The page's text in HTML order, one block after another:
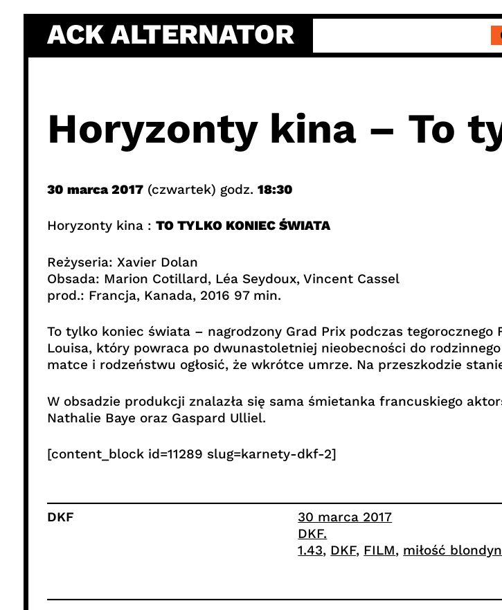
content
ACK ALTERNATOR
Horyzonty kina – To
30 marca 2017(czwartek) godz. 18:30
Horyzonty kina : TO TYLKO KONIEC ŚWIATA
Reżyseria: Xavier Dolan
Obsada: Marion Cotillard, Léa Seydoux, Vincent Cassel
prod.: Francja, Kanada, 2016 97 min.
To tylko koniec świata – nagrodzony Grad Prix podczas
Louisa, który powraca po dwunastoletniej nieobecności do
matce i rodzeństwu ogłosić, że wkrótce umrze. Na przeszkodzie
W obsadzie produkcji znalazła się sama śmietanka francuskiego
Nathalie Baye oraz Gaspard Ulliel.
[content_block id=11289 slug=karnety-dkf-2]
DKF
30 marca 2017
DKF.
1.43, DKF, FILM, miłość